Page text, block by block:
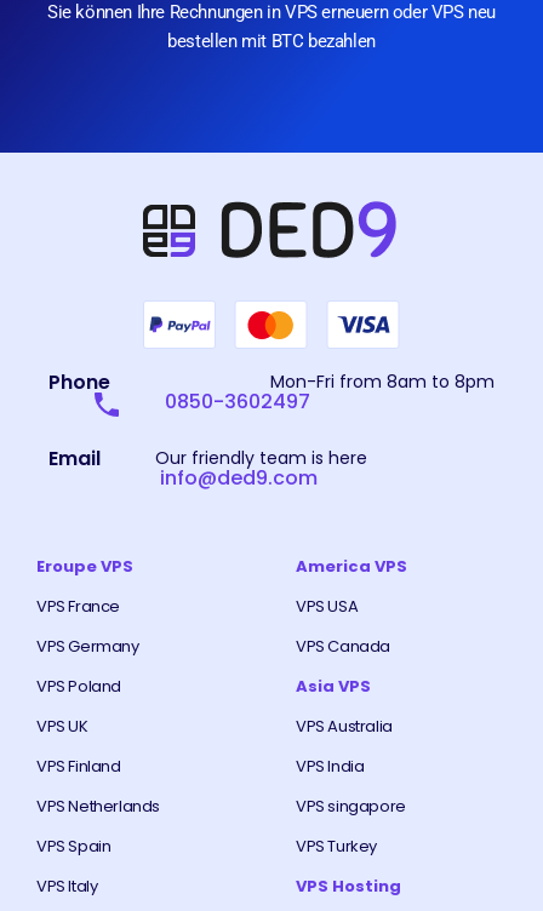
Sie können Ihre Rechnungen in VPS erneuern oder VPS neu
bestellen mit BTC bezahlen
Phone Mon-Fri from 8am to 8pm
0850-3602497
Email Our friendly team is here
info@ded9.com
Eroupe VPS
VPS France
VPS Germany
VPS Poland
VPS UK
VPS Finland
VPS Netherlands
VPS Spain
VPS Italy
America VPS
VPS USA
VPS Canada
Asia VPS
VPS Australia
VPS India
VPS singapore
VPS Turkey
VPS Hosting